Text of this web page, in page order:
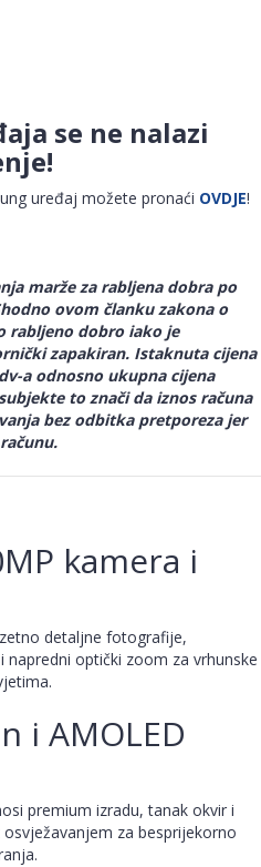
se ne nalazi
uređaj možete pronaći OVDJE!
marže za rabljena dobra po
ovom članku zakona o
rabljeno dobro iako je
zapakiran. Istaknuta cijena
a odnosno ukupna cijena
to znači da iznos računa
bez odbitka pretporeza jer
kamera i
detaljne fotografije,
optički zoom za vrhunske
i AMOLED
premium izradu, tanak okvir i
za besprijekorno